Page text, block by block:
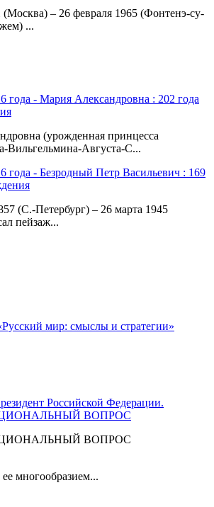
(Москва) – 26 февраля 1965 (Фонтенэ-су-
...
года - Мария Александровна : 202 года
(урожденная принцесса
Вильгельмина-Августа-С...
года - Безродный Петр Васильевич : 169
(С.-Петербург) – 26 марта 1945
пейзаж...
мир: смыслы и стратегии»
Российской Федерации.
ВОПРОС
ВОПРОС
многообразием...